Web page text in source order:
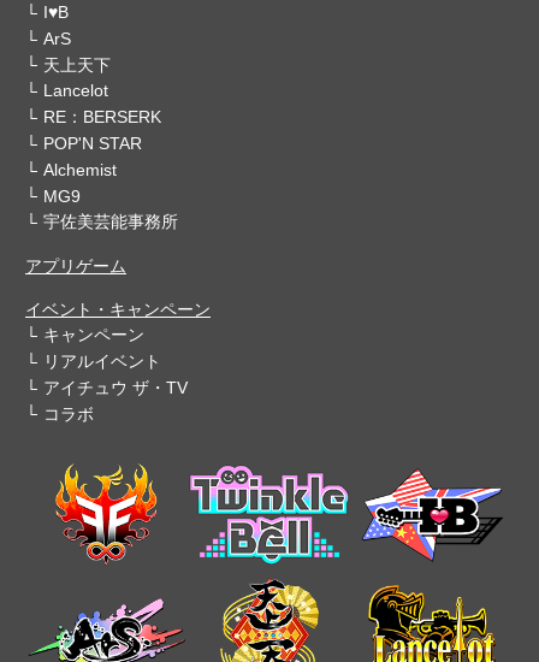
I♥B
ArS
天上天下
Lancelot
RE：BERSERK
POP'N STAR
Alchemist
MG9
宇佐美芸能事務所
アプリゲーム
イベント・キャンペーン
キャンペーン
リアルイベント
アイチュウ ザ・TV
コラボ